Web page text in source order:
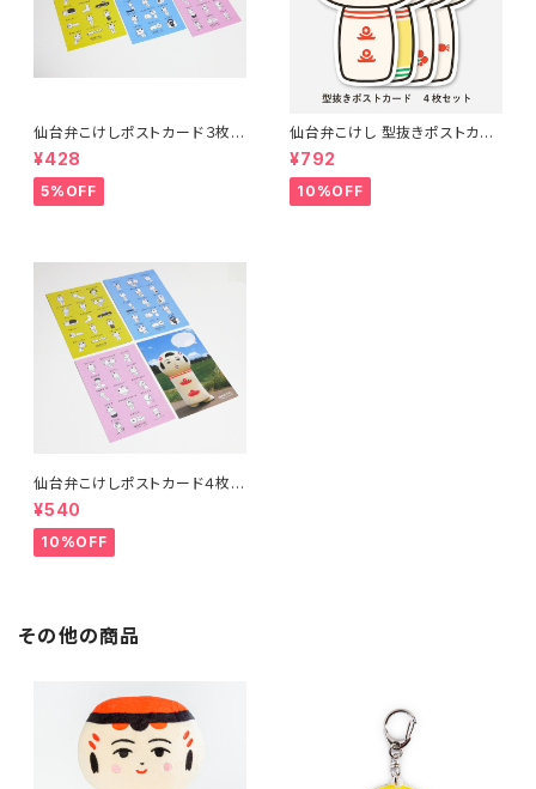
仙台弁こけしポストカード３枚セ
ット（ピンク・ブルー・イエロー）
¥428
5%OFF
仙台弁こけし 型抜きポストカー
ド（４枚セット）
¥792
10%OFF
仙台弁こけしポストカード４枚セ
ット（ピンク・ブルー・イエロー・
着ぐるみ）
¥540
10%OFF
その他の商品